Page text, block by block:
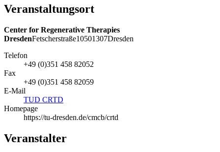
Veranstaltungsort
Center for Regenerative Therapies
DresdenFetscherstraße10501307Dresden
Telefon
+49 (0)351 458 82052
Fax
+49 (0)351 458 82059
E-Mail
TUD CRTD
Homepage
https://tu-dresden.de/cmcb/crtd
Veranstalter